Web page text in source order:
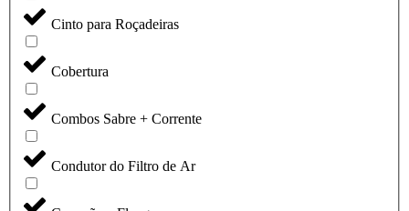
Cinto para Roçadeiras
Cobertura
Combos Sabre + Corrente
Condutor do Filtro de Ar